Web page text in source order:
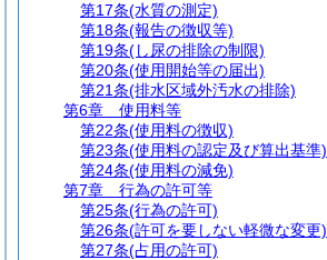
第17条(水質の測定)
第18条(報告の徴収等)
第19条(し尿の排除の制限)
第20条(使用開始等の届出)
第21条(排水区域外汚水の排除)
第6章
使用料等
第22条(使用料の徴収)
第23条(使用料の認定及び算出基準)
第24条(使用料の減免)
第7章
行為の許可等
第25条(行為の許可)
第26条(許可を要しない軽微な変更)
第27条(占用の許可)